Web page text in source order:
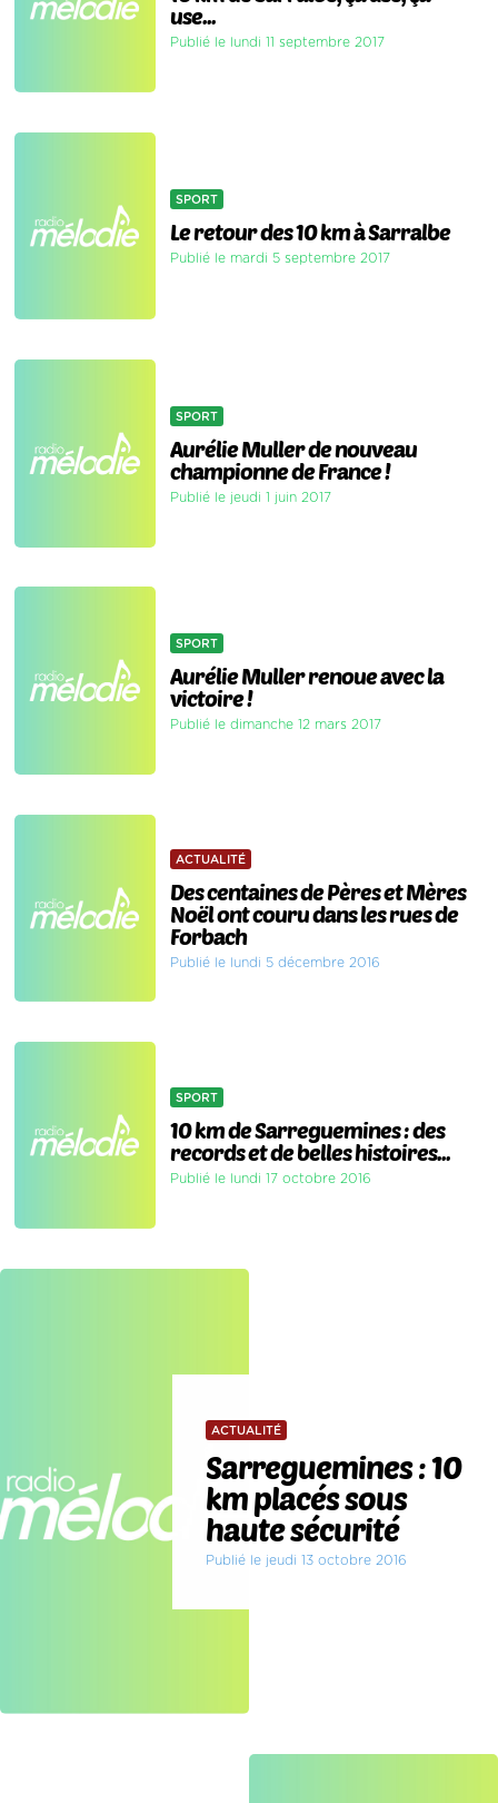
use...
Publié le lundi 11 septembre 2017
SPORT
Le retour des 10 km à Sarralbe
Publié le mardi 5 septembre 2017
SPORT
Aurélie Muller de nouveau
championne de France !
Publié le jeudi 1 juin 2017
SPORT
Aurélie Muller renoue avec la
victoire !
Publié le dimanche 12 mars 2017
ACTUALITÉ
Des centaines de Pères et Mères
Noël ont couru dans les rues de
Forbach
Publié le lundi 5 décembre 2016
SPORT
10 km de Sarreguemines : des
records et de belles histoires...
Publié le lundi 17 octobre 2016
ACTUALITÉ
Sarreguemines : 10
km placés sous
haute sécurité
Publié le jeudi 13 octobre 2016